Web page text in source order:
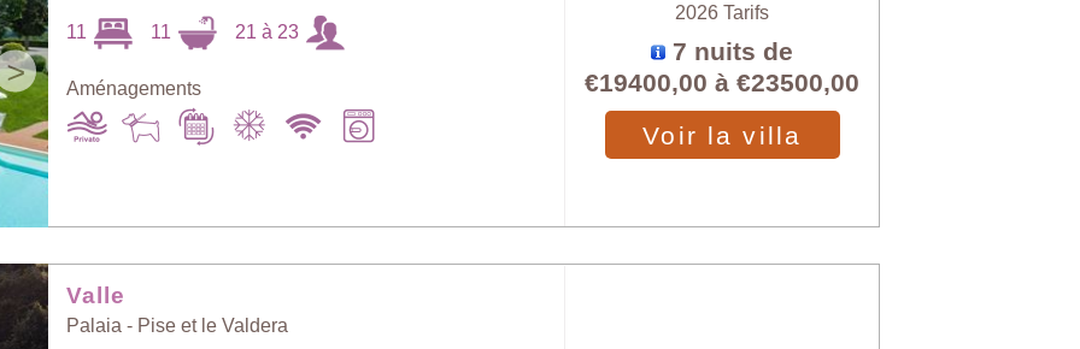
>
11 11 21 à 23
Aménagements
2026 Tarifs
7 nuits de
€19400,00 à€23500,00
Voir la villa
Valle
Palaia - Pise et le Valdera